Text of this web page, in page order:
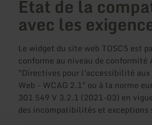
État de la
avec les
Le widget du site web TOSC5 est
conforme au niveau de conformité
"Directives pour l'accessibilité
Web - WCAG 2.1" ou à la norme
301 549 V 3.2.1 (2021-03) en
des incompatibilités et exceptions